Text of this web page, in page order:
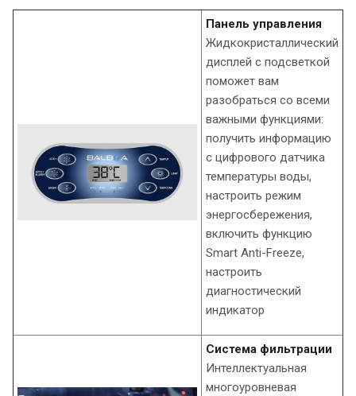
Панель управления
Жидкокристаллический
дисплей с подсветкой
поможет вам
разобраться со всеми
важными функциями:
получить информацию
с цифрового датчика
температуры воды,
настроить режим
энергосбережения,
включить функцию
Smart Anti-Freeze,
настроить
диагностический
индикатор
Система фильтрации
Интеллектуальная
многоуровневая